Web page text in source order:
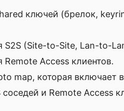
ключей (брелок,
S2S (Site-to-Site, Lan-to-
Access клиентов.
map, которая включает
и Remote Access